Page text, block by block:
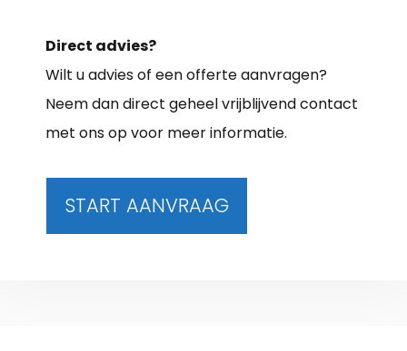
Direct advies?
Wilt u advies of een offerte aanvragen?
Neem dan direct geheel vrijblijvend contact
met ons op voor meer informatie.
START AANVRAAG